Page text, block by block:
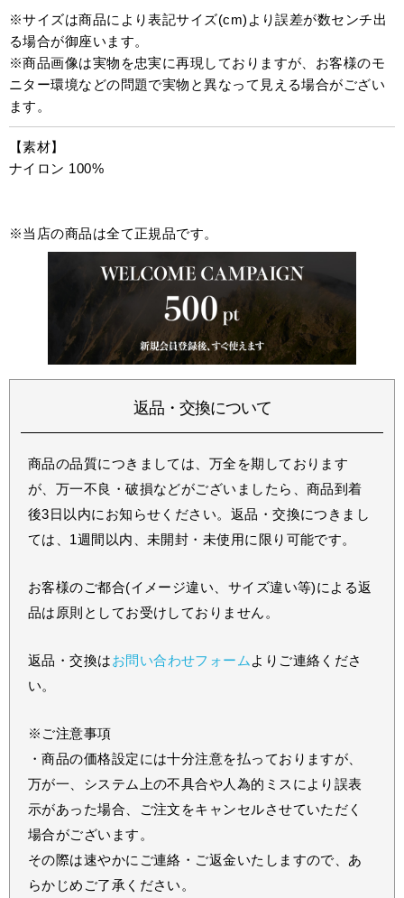
※サイズは商品により表記サイズ(cm)より誤差が数センチ出
る場合が御座います。
※商品画像は実物を忠実に再現しておりますが、お客様のモ
ニター環境などの問題で実物と異なって見える場合がござい
ます。
【素材】
ナイロン 100%
※当店の商品は全て正規品です。
返品・交換について
商品の品質につきましては、万全を期しております
が、万一不良・破損などがございましたら、商品到着
後3日以内にお知らせください。返品・交換につきまし
ては、1週間以内、未開封・未使用に限り可能です。
お客様のご都合(イメージ違い、サイズ違い等)による返
品は原則としてお受けしておりません。
返品・交換はお問い合わせフォーム よりご連絡くださ
い。
※ご注意事項
・商品の価格設定には十分注意を払っておりますが、
万が一、システム上の不具合や人為的ミスにより誤表
示があった場合、ご注文をキャンセルさせていただく
場合がございます。
その際は速やかにご連絡・ご返金いたしますので、あ
らかじめご了承ください。